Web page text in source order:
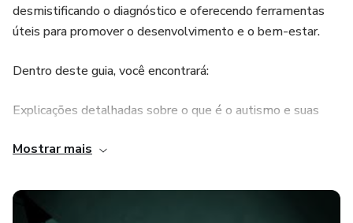
desmistificando o diagnóstico e oferecendo ferramentas
úteis para promover o desenvolvimento e o bem-estar.
Dentro deste guia, você encontrará:
Explicações detalhadas sobre o que é o autismo e suas
Mostrar mais